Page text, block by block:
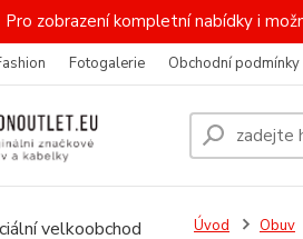
Pro zobrazení kompletní nabídky i
Fotogalerie Obchodní podmínky
velkoobchod
Úvod Obuv